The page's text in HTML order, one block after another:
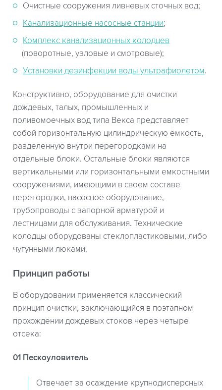
Очистные сооружения ливневых сточных вод;
Канализационные насосные станции;
Комплекс канализационных колодцев
(поворотные, узловые и смотровые);
Установки дезинфекции воды ультрафиолетом.
Конструктивно, оборудование для очистки
дождевых, талых, промышленных и
поливомоечных вод типа Векса представляет
собой горизонтальную цилиндрическую ёмкость,
разделенную внутри перегородками на
отдельные блоки. Остальные блоки являются
вертикальными или горизонтальными емкостными
сооружениями, имеющими в своем составе
перегородки, насосное оборудование,
трубопроводы с запорной арматурой и
лестницами для обслуживания. Технические
колодцы оборудованы стеклопластиковыми, либо
чугунными люками.
Принцип работы
В оборудовании применяется классический
принцип очистки, заключающийся в поэтапном
прохождении дождевых стоков через четыре
отсека:
01 Пескоуловитель
Отвечает за осаждение крупнодисперсных